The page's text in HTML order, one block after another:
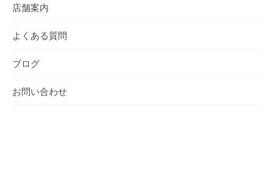
店舗案内
よくある質問
ブログ
お問い合わせ